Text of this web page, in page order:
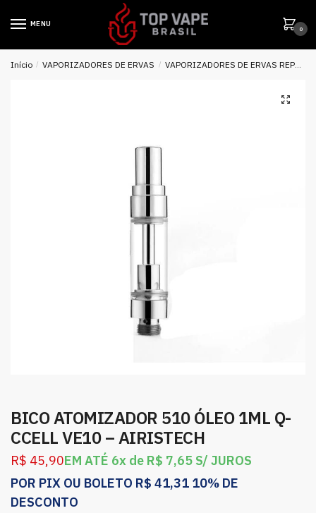
MENU
0
Início / VAPORIZADORES DE ERVAS / VAPORIZADORES DE ERVAS REPOSIÇÃO
BICO ATOMIZADOR 510 ÓLEO 1ML Q-
CCELL VE10 – AIRISTECH
R$ 45,90EM ATÉ 6x de R$ 7,65 S/ JUROS
POR PIX OU BOLETO R$ 41,31 10% DE
DESCONTO